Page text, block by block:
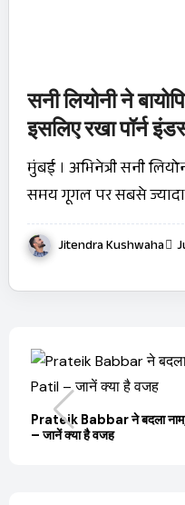
सनी लियोनी ने
इसलिए रखा पॉर्न
मुंबई । अभिनेत्री सनी लियोनी उन लोगों में शुमार हैं, जिन्हें एक
समय गूगल पर सबसे ज्यादा
Jitendra Kushwaha
Prateik Babbar ने बदला
– जानें क्या है वजह